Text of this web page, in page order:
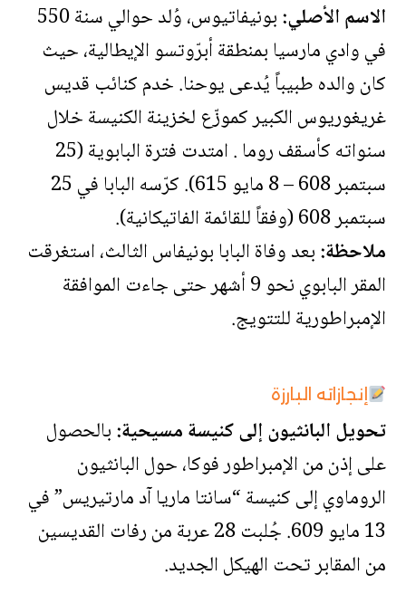
الاسم الأصلي:
بونيفاتيوس، وُلد حوالي سنة 550
في وادي مارسيا بمنطقة أبرّوتسو الإيطالية، حيث
كان والده طبيباً يُدعى يوحنا. خدم كنائب قديس
غريغوريوس الكبير كموزّع لخزينة الكنيسة خلال
سنواته كأسقف روما . امتدت فترة البابوية (25
سبتمبر 608 – 8 مايو 615). كرّسه البابا في 25
سبتمبر 608 (وفقاً للقائمة الفاتيكانية).
ملاحظة:بعد وفاة البابا بونيفاس الثالث، استغرقت
المقر البابوي نحو 9 أشهر حتى جاءت الموافقة
الإمبراطورية للتتويج.
إنجازاته البارزة
تحويل البانثيون إلى كنيسة مسيحية:بالحصول
على إذن من الإمبراطور فوكا، حول البانثيون
الروماوي إلى كنيسة “سانتا ماريا آد مارتيريس” في
13 مايو 609. جُلبت 28 عربة من رفات القديسين
من المقابر تحت الهيكل الجديد.